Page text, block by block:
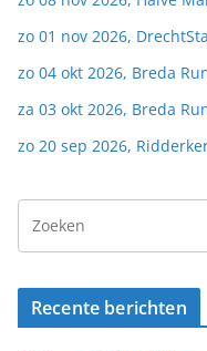
zo 01 nov 2026,
zo 04 okt 2026, Breda
za 03 okt 2026, Breda
zo 20 sep 2026,
Recente berichten